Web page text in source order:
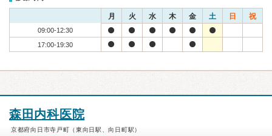
月 火 水 木 金 土 日 祝
09:00-12:30
17:00-19:30
森田内科医院
京都府向日市寺戸町（東向日駅、向日町駅）